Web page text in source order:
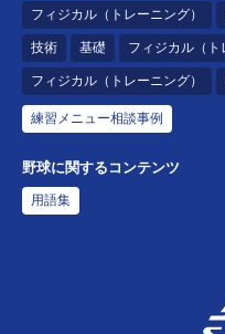
フィジカル（トレーニング）
技術 基礎 フィジカル（ト
フィジカル（トレーニング）
練習メニュー相談事例
野球に関するコンテンツ
用語集